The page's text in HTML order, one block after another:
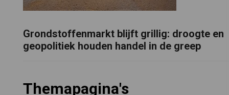
Grondstoffenmarkt blijft grillig: droogte en
geopolitiek houden handel in de greep
Themapagina's